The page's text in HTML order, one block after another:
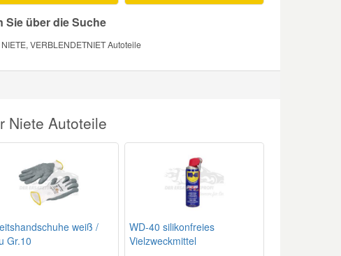
Sie über die Suche
VERBLENDETNIET Autoteile
Niete Autoteile
weiß /
Gr.10
WD-40 silikonfreies
Vielzweckmittel